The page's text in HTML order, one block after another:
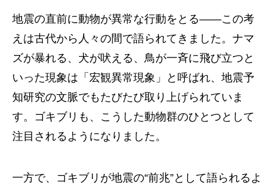
地震の直前に動物が異常な行動をとる――この考
えは古代から人々の間で語られてきました。ナマ
ズが暴れる、犬が吠える、鳥が一斉に飛び立つと
いった現象は「宏観異常現象」と呼ばれ、地震予
知研究の文脈でもたびたび取り上げられていま
す。ゴキブリも、こうした動物群のひとつとして
注目されるようになりました。
一方で、ゴキブリが地震の“前兆”として語られるよ